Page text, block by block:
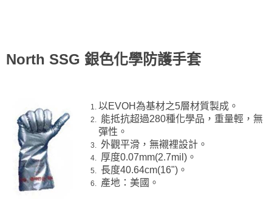
North SSG 銀色化學防護手套
以EVOH為基材之5層材質製成。
能抵抗超過280種化學品，重量輕，無
彈性。
外觀平滑，無襯裡設計。
厚度0.07mm(2.7mil)。
長度40.64cm(16")。
產地：美國。